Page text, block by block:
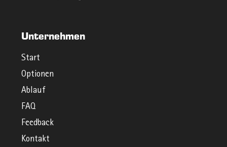
Unternehmen
Start
Optionen
Ablauf
FAQ
Feedback
Kontakt